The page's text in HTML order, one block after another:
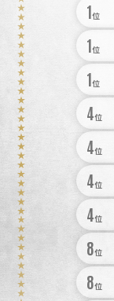
1位
1位
1位
4位
4位
4位
4位
8位
8位